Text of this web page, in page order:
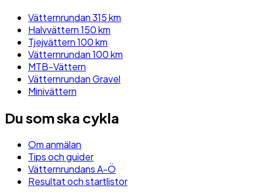
Vätternrundan 315 km
Halvvättern 150 km
Tjejvättern 100 km
Vätternrundan 100 km
MTB-Vättern
Vätternrundan Gravel
Minivättern
Du som ska cykla
Om anmälan
Tips och guider
Vätternrundans A-Ö
Resultat och startlistor